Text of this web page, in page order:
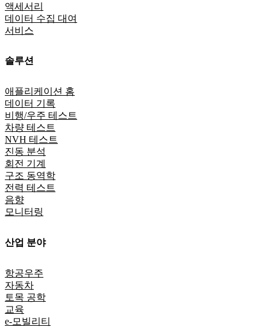
액세서리
데이터 수집 대여
서비스
솔루션
애플리케이션 홈
데이터 기록
비행/우주 테스트
차량 테스트
NVH 테스트
진동 분석
회전 기계
구조 동역학
전력 테스트
음향
모니터링
산업 분야
항공우주
자동차
토목 공학
교육
e-모빌리티